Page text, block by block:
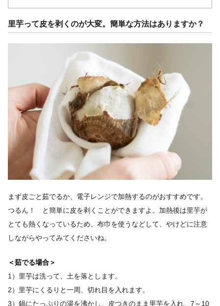
里芋って皮を剥くのが大変。簡単な方法はありますか？
まず皮ごと茹でるか、電子レンジで加熱するのがおすすめです。
つるん！ と簡単に皮を剥くことができますよ。加熱後は里芋が
とても熱くなっているため、布巾を使うなどして、やけどに注意
しながらやってみてくださいね。
＜茹でる場合＞
1）里芋は洗って、土を落とします。
2）里芋にくるりと一周、切れ目を入れます。
3）鍋にたっぷりの湯を沸かし、皮つきのまま里芋を入れ、7～10